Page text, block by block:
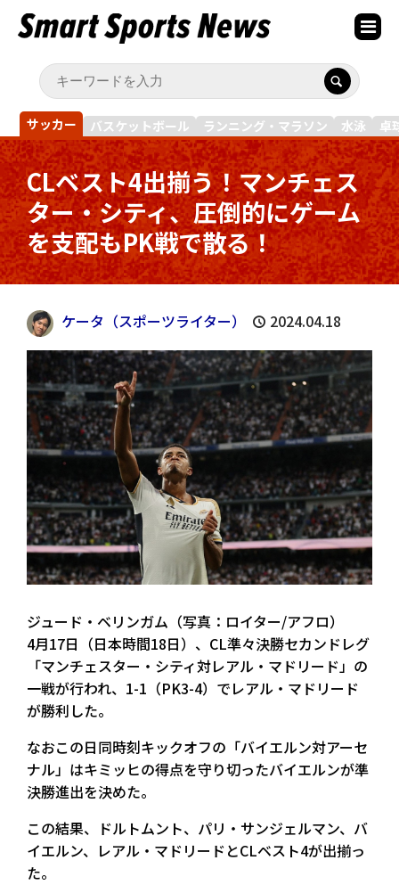
サッカー バスケットボール ランニング・マラソン 水泳 卓
CLベスト4出揃う！マンチェス
ター・シティ、圧倒的にゲーム
を支配もPK戦で散る！
ケータ（スポーツライター） 2024.04.18
ジュード・ベリンガム（写真：ロイター/アフロ）
4月17日（日本時間18日）、CL準々決勝セカンドレグ
「マンチェスター・シティ対レアル・マドリード」の
一戦が行われ、1-1（PK3-4）でレアル・マドリード
が勝利した。
なおこの日同時刻キックオフの「バイエルン対アーセ
ナル」はキミッヒの得点を守り切ったバイエルンが準
決勝進出を決めた。
この結果、ドルトムント、パリ・サンジェルマン、バ
イエルン、レアル・マドリードとCLベスト4が出揃っ
た。